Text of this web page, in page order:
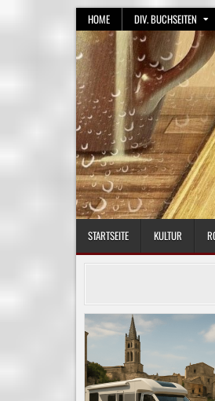
HOME DIV. BUCHSEITEN
STARTSEITE KULTUR